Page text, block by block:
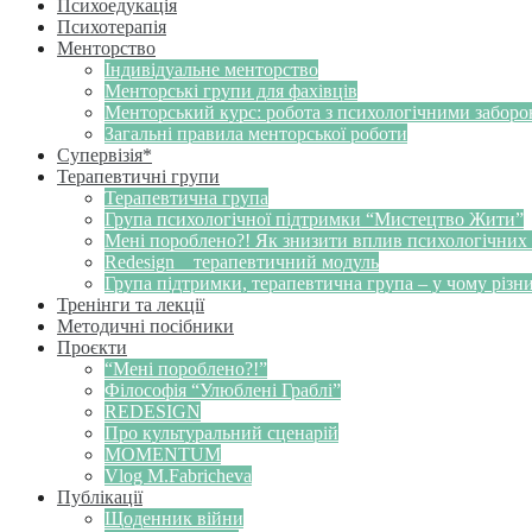
Психоедукація
Психотерапія
Менторство
Індивідуальне менторство
Менторські групи для фахівців
Менторський курс: робота з психологічними
Загальні правила менторської роботи
Супервізія*
Терапевтичні групи
Терапевтична група
Група психологічної підтримки “Мистецтво Жити”
Мені пороблено?! Як знизити вплив психологічних
Redesign _ терапевтичний модуль
Група підтримки, терапевтична група – у чому
Тренінги та лекції
Методичні посібники
Проєкти
“Мені пороблено?!”
Філософія “Улюблені Граблі”
REDESIGN
Про культуральний сценарій
MOMENTUM
Vlog M.Fabricheva
Публікації
Щоденник війни